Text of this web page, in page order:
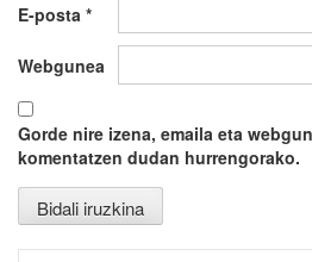
E-posta *
Webgunea
Gorde nire izena, emaila eta
komentatzen dudan hurrengorako.